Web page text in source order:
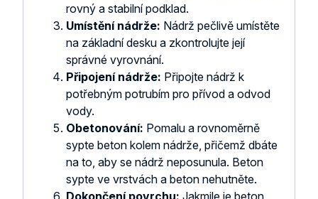
rovný a stabilní podklad.
Umístění nádrže: Nádrž pečlivě umístěte
na základní desku a zkontrolujte její
správné vyrovnání.
Připojení nádrže: Připojte nádrž k
potřebným potrubím pro přívod a odvod
vody.
Obetonování: Pomalu a rovnoměrně
sypte beton kolem nádrže, přičemž dbáte
na to, aby se nádrž neposunula. Beton
sypte ve vrstvách a beton nehutněte.